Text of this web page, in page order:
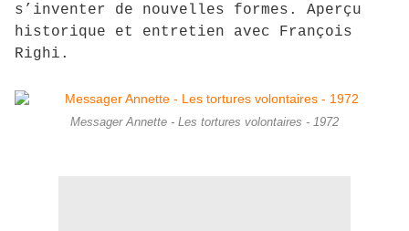
s’inventer de nouvelles formes. Aperçu
historique et entretien avec François
Righi.
Messager Annette - Les tortures volontaires - 1972